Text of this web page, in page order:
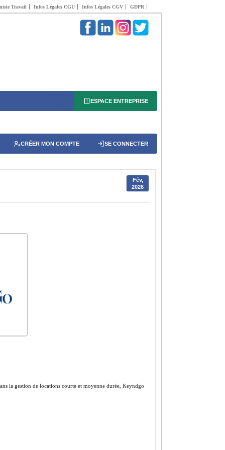
Travail Infos Légales CGU Infos Légales CGV GDPR
ESPACE ENTREPRISE
CRÉER MON COMPTE SE CONNECTER
Fév,
2026
la gestion de locations courte et moyenne durée, Keyndgo